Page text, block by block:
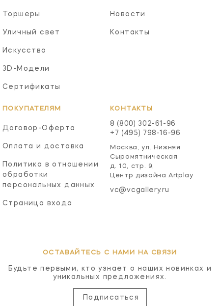
Торшеры
Уличный свет
Искусство
3D-Модели
Сертификаты
Новости
Контакты
ПОКУПАТЕЛЯМ
Договор-Оферта
Оплата и доставка
Политика в отношении
обработки
персональных данных
Страница входа
КОНТАКТЫ
8 (800) 302-61-96
+7 (495) 798-16-96
Москва, ул. Нижняя
Сыромятническая
д. 10, стр. 9,
Центр дизайна Artplay
vc@vcgallery.ru
ОСТАВАЙТЕСЬ С НАМИ НА СВЯЗИ
Будьте первыми, кто узнает о наших новинках и
уникальных предложениях.
Подписаться